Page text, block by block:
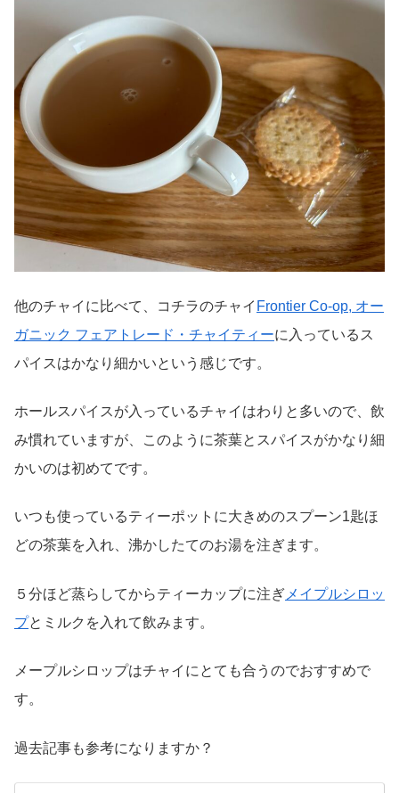
他のチャイに比べて、コチラのチャイ Frontier Co-op, オー
ガニック フェアトレード・チャイティーに入っているス
パイスはかなり細かいという感じです。
ホールスパイスが入っているチャイはわりと多いので、飲
み慣れていますが、このように茶葉とスパイスがかなり細
かいのは初めてです。
いつも使っているティーポットに大きめのスプーン1匙ほ
どの茶葉を入れ、沸かしたてのお湯を注ぎます。
５分ほど蒸らしてからティーカップに注ぎ メイプルシロッ
プとミルクを入れて飲みます。
メープルシロップはチャイにとても合うのでおすすめで
す。
過去記事も参考になりますか？